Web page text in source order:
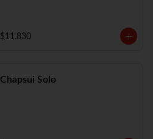
$11.830
Chapsui Solo